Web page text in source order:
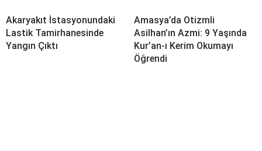
Akaryakıt İstasyonundaki
Lastik Tamirhanesinde
Yangın Çıktı
Amasya’da Otizmli
Asilhan’ın Azmi: 9 Yaşında
Kur’an-ı Kerim Okumayı
Öğrendi